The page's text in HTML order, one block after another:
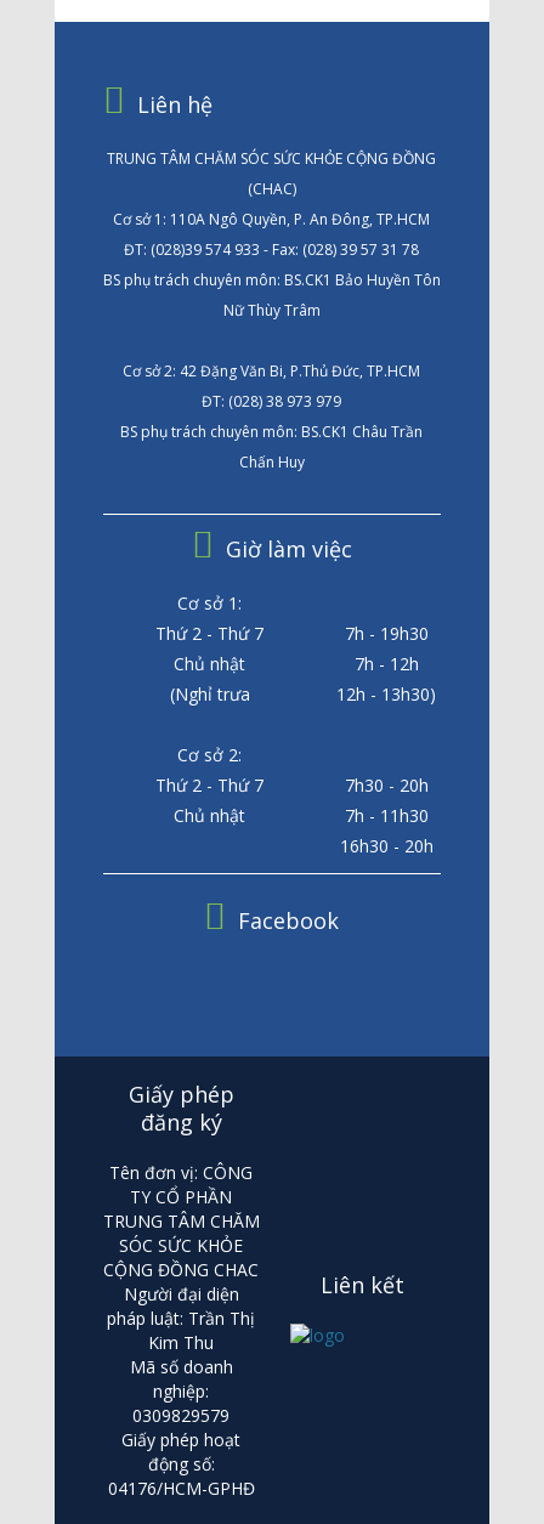
Liên hệ
TRUNG TÂM CHĂM SÓC SỨC KHỎE CỘNG ĐỒNG
(CHAC)
Cơ sở 1: 110A Ngô Quyền, P. An Đông, TP.HCM
ĐT: (028)39 574 933 - Fax: (028) 39 57 31 78
BS phụ trách chuyên môn: BS.CK1 Bảo Huyền Tôn
Nữ Thùy Trâm
Cơ sở 2: 42 Đặng Văn Bi, P.Thủ Đức, TP.HCM
ĐT: (028) 38 973 979
BS phụ trách chuyên môn: BS.CK1 Châu Trần
Chấn Huy
Giờ làm việc
Cơ sở 1:
Thứ 2 - Thứ 7
7h - 19h30
Chủ nhật
7h - 12h
(Nghỉ trưa
12h - 13h30)
Cơ sở 2:
Thứ 2 - Thứ 7
7h30 - 20h
Chủ nhật
7h - 11h30
16h30 - 20h
Facebook
Giấy phép
đăng ký
Tên đơn vị: CÔNG
TY CỔ PHẦN
TRUNG TÂM CHĂM
SÓC SỨC KHỎE
CỘNG ĐỒNG CHAC
Người đại diện
pháp luật: Trần Thị
Kim Thu
Mã số doanh
nghiệp:
0309829579
Giấy phép hoạt
động số:
04176/HCM-GPHĐ
Liên kết